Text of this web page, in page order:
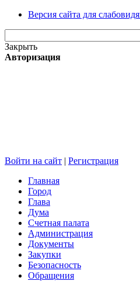
Версия сайта для
Закрыть
Авторизация
Войти на сайт | Регистрация
Главная
Город
Глава
Дума
Счетная палата
Администрация
Документы
Закупки
Безопасность
Обращения